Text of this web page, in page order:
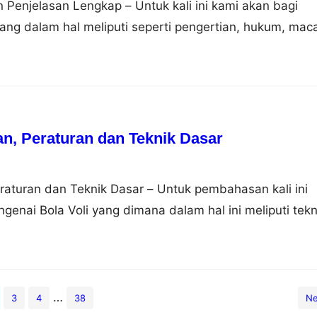
Penjelasan Lengkap – Untuk kali ini kami akan bagi
dalam hal meliputi seperti pengertian, hukum,
kalau begitu simak saja uraian dibawah ini.
artinya mempersekutukan, secara istilah adalah
Peraturan dan Teknik Dasar
dan Teknik Dasar – Untuk pembahasan kali ini
Bola Voli yang dimana dalam hal ini meliputi
dan wasit, nah agar dapat lebih memahami dan
dibawah ini. Pengertian Bola Voli
3 4 … 38